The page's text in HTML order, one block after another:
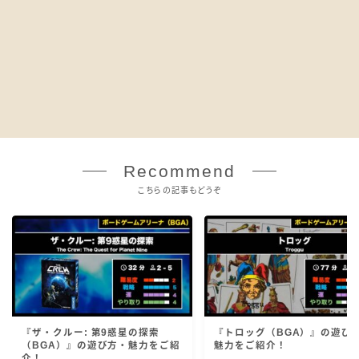
Recommend
こちらの記事もどうぞ
『ザ・クルー: 第9惑星の探索
（BGA）』の遊び方・魅力をご紹
『トロッグ（BGA）』の遊び
魅力をご紹介！